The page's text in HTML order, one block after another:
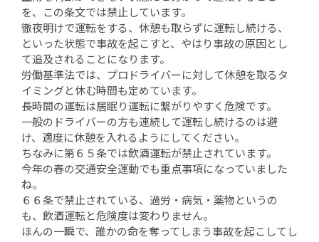
を、この条文では禁止しています。
徹夜明けで運転をする、休憩も取らずに運転し続ける、
といった状態で事故を起こすと、やはり事故の原因とし
て追及されることになります。
労働基準法では、プロドライバーに対して休憩を取るタ
イミングと休む時間も定めています。
長時間の運転は居眠り運転に繋がりやすく危険です。
一般のドライバーの方も連続して運転し続けるのは避
け、適度に休憩を入れるようにしてください。
ちなみに第６５条では飲酒運転が禁止されています。
今年の春の交通安全運動でも重点事項になっていました
ね。
６６条で禁止されている、過労・病気・薬物というの
も、飲酒運転と危険度は変わりません。
ほんの一瞬で、誰かの命を奪ってしまう事故を起こしてし